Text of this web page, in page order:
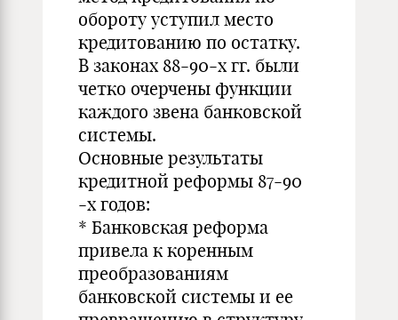
обороту уступил место
кредитованию по остатку.
В законах 88-90-х гг. были
четко очерчены функции
каждого звена банковской
системы.
Основные результаты
кредитной реформы 87-90
-х годов:
* Банковская реформа
привела к коренным
преобразованиям
банковской системы и ее